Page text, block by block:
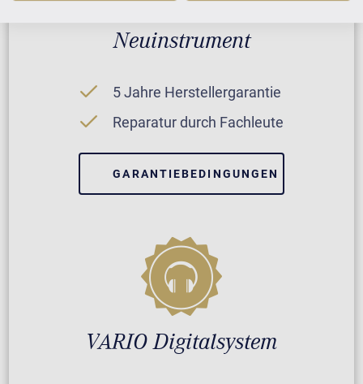
Neuinstrument
5 Jahre Herstellergarantie
Reparatur durch Fachleute
GARANTIEBEDINGUNGEN
VARIO Digitalsystem